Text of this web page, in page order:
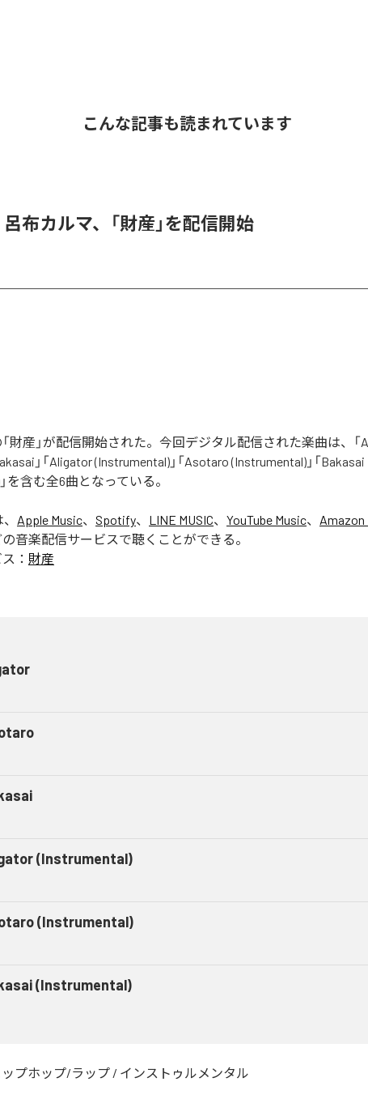
こんな記事も読まれています
布カルマ、「財産」を配信開始
財産」が配信開始された。今回デジタル配信された楽曲は、「
」「Aligator (Instrumental)」「Asotaro (Instrumental)」「Bakasai
を含む全6曲となっている。
Apple Music、 Spotify、 LINE MUSIC、 YouTube Music、 Amazon
音楽配信サービスで聴くことができる。
： 財産
(Instrumental)
(Instrumental)
(Instrumental)
ップホップ/ラップ / インストゥルメンタル